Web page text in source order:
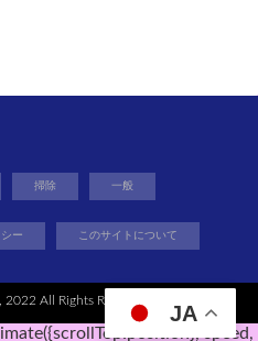
掃除 一般
ー このサイトについて
2022 All Rights Reserved.
JA
speed,